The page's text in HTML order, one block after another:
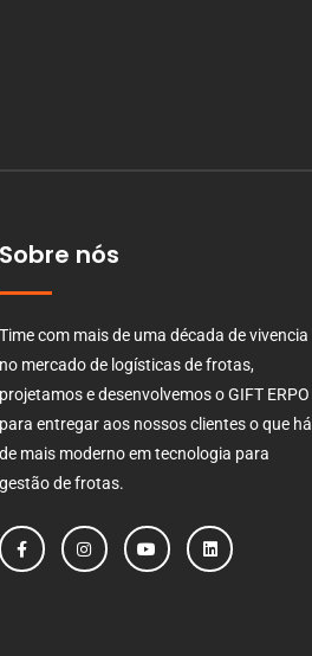
Sobre nós
Time com mais de uma década de vivencia
no mercado de logísticas de frotas,
projetamos e desenvolvemos o GIFT ERPO
para entregar aos nossos clientes o que há
de mais moderno em tecnologia para
gestão de frotas.